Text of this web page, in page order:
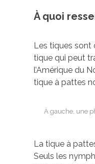
À quoi
Les tiques sont
tique qui peut
l’Amérique du
tique à pattes
À gauche, une
La tique à
Seuls les